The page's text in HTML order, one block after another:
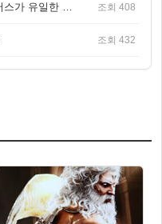
루트 – 좀비 떼를 뚫고 달려라! 스쿨버스가 유일한 집이 되는 4인 협동 생존 게임 조회 408
조회 432